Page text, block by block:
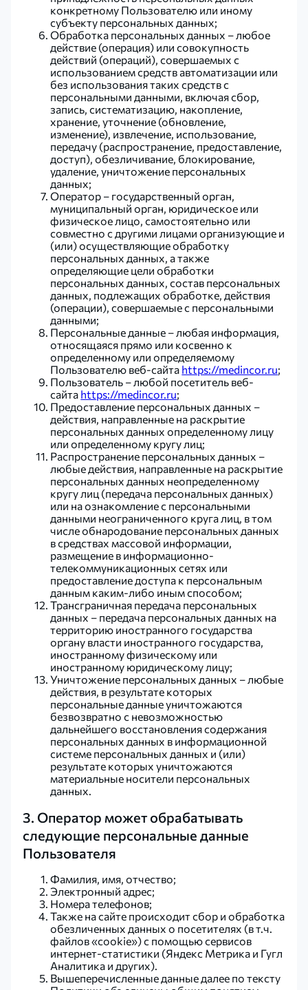
конкретному Пользователю или иному
субъекту персональных данных;
Обработка персональных данных – любое
действие (операция) или совокупность
действий (операций), совершаемых с
использованием средств автоматизации или
без использования таких средств с
персональными данными, включая сбор,
запись, систематизацию, накопление,
хранение, уточнение (обновление,
изменение), извлечение, использование,
передачу (распространение, предоставление,
доступ), обезличивание, блокирование,
удаление, уничтожение персональных
данных;
Оператор – государственный орган,
муниципальный орган, юридическое или
физическое лицо, самостоятельно или
совместно с другими лицами организующие и
(или) осуществляющие обработку
персональных данных, а также
определяющие цели обработки
персональных данных, состав персональных
данных, подлежащих обработке, действия
(операции), совершаемые с персональными
данными;
Персональные данные – любая информация,
относящаяся прямо или косвенно к
определенному или определяемому
Пользователю веб-сайта https://medincor.ru;
Пользователь – любой посетитель веб-
сайта https://medincor.ru;
Предоставление персональных данных –
действия, направленные на раскрытие
персональных данных определенному лицу
или определенному кругу лиц;
Распространение персональных данных –
любые действия, направленные на раскрытие
персональных данных неопределенному
кругу лиц (передача персональных данных)
или на ознакомление с персональными
данными неограниченного круга лиц, в том
числе обнародование персональных данных
в средствах массовой информации,
размещение в информационно-
телекоммуникационных сетях или
предоставление доступа к персональным
данным каким-либо иным способом;
Трансграничная передача персональных
данных – передача персональных данных на
территорию иностранного государства
органу власти иностранного государства,
иностранному физическому или
иностранному юридическому лицу;
Уничтожение персональных данных – любые
действия, в результате которых
персональные данные уничтожаются
безвозвратно с невозможностью
дальнейшего восстановления содержания
персональных данных в информационной
системе персональных данных и (или)
результате которых уничтожаются
материальные носители персональных
данных.
3. Оператор может обрабатывать
следующие персональные данные
Пользователя
Фамилия, имя, отчество;
Электронный адрес;
Номера телефонов;
Также на сайте происходит сбор и обработка
обезличенных данных о посетителях (в т.ч.
файлов «cookie») с помощью сервисов
интернет-статистики (Яндекс Метрика и Гугл
Аналитика и других).
Вышеперечисленные данные далее по тексту